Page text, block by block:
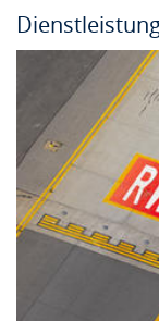
Kursinfo
In-
Sprache:
Dauer:
2
Anbieter:
Dieser Kurs